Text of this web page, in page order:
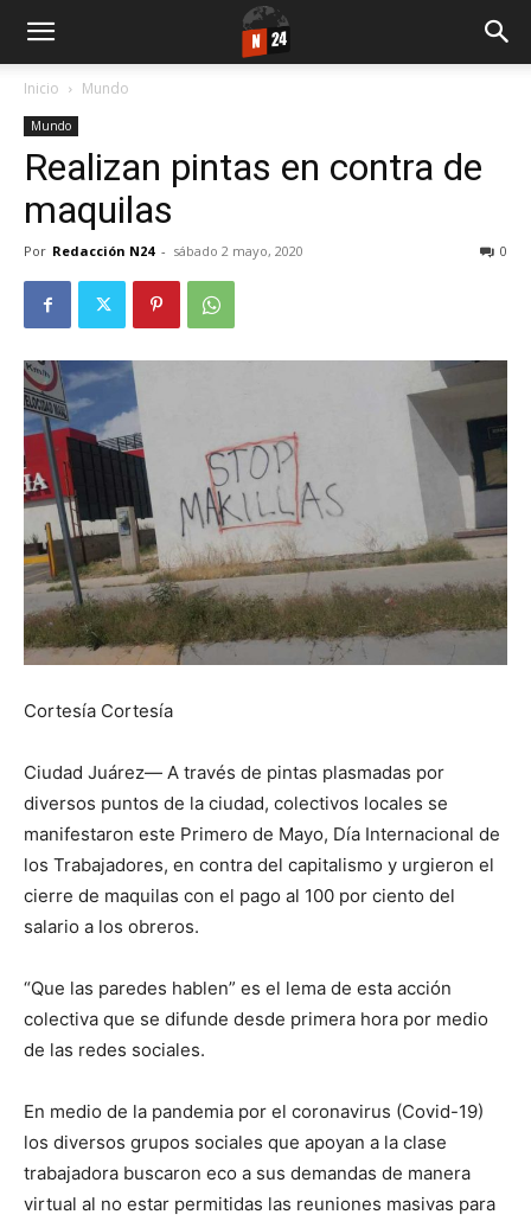
Inicio Mundo
Mundo
Realizan pintas en contra de
maquilas
Por Redacción N24 - sábado 2 mayo, 2020 0
Cortesía Cortesía
Ciudad Juárez— A través de pintas plasmadas por
diversos puntos de la ciudad, colectivos locales se
manifestaron este Primero de Mayo, Día Internacional de
los Trabajadores, en contra del capitalismo y urgieron el
cierre de maquilas con el pago al 100 por ciento del
salario a los obreros.
“Que las paredes hablen” es el lema de esta acción
colectiva que se difunde desde primera hora por medio
de las redes sociales.
En medio de la pandemia por el coronavirus (Covid-19)
los diversos grupos sociales que apoyan a la clase
trabajadora buscaron eco a sus demandas de manera
virtual al no estar permitidas las reuniones masivas para